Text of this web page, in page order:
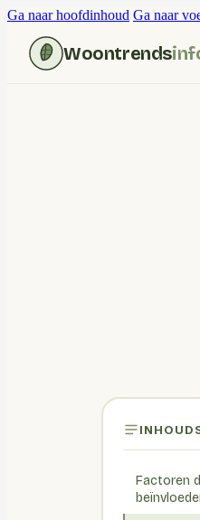
Ga naar hoofdinhoud Ga naar
Woontrends
Factoren